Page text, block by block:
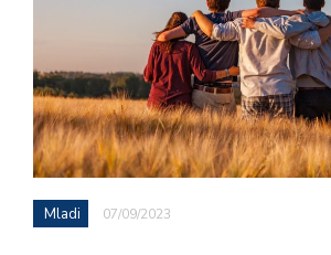
Mladi 07/09/2023